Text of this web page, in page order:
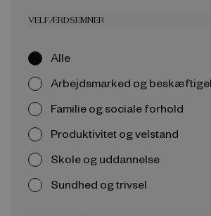
VELFÆRDSEMNER
Alle
Arbejdsmarked og
Familie og sociale forhold
Produktivitet og velstand
Skole og uddannelse
Sundhed og trivsel